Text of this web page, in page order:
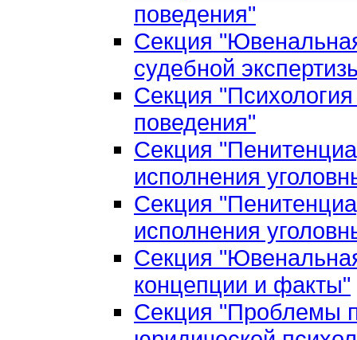
поведения"
Секция
судебной
Секция
поведения"
Секция
исполнения
Секция
исполнения
Секция
концепции и факты"
Секция "Проблемы